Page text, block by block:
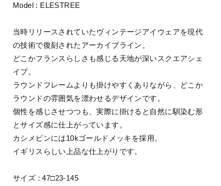
Model : ELESTREE
当時リリースされていたヴィンテージアイウェアを現代
の技術で復刻されたアーカイブライン。
どこかフランスらしさも感じる天地が深いスクエアシェ
イプ。
ラウンドフレームよりも掛けやすくありながら、どこか
ラウンドの雰囲気を漂わせるデザインです。
個性を感じさせつつも、実際に掛けると自然に馴染む形
とサイズ感に仕上がっています。
カシメピンには10kゴールドメッキを採用。
イギリスらしい上品な仕上がりです。
サイズ : 47□23-145